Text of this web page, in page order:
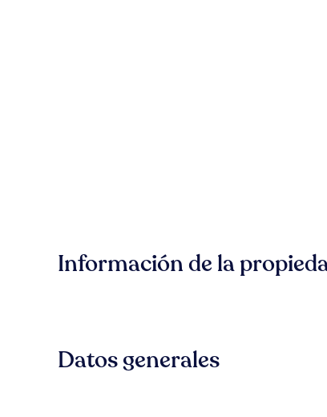
Información de la
Datos generales